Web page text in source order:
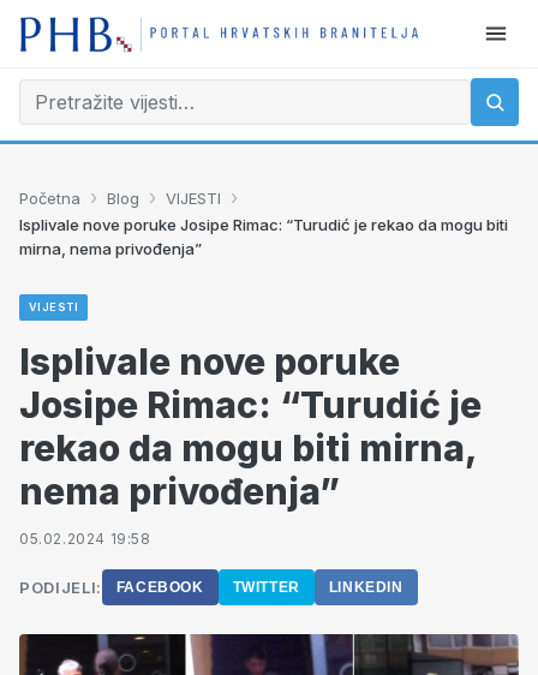
Početna › Blog › VIJESTI ›
Isplivale nove poruke Josipe Rimac: “Turudić je rekao da mogu biti
mirna, nema privođenja”
VIJESTI
Isplivale nove poruke
Josipe Rimac: “Turudić je
rekao da mogu biti mirna,
nema privođenja”
05.02.2024 19:58
PODIJELI: FACEBOOK TWITTER LINKEDIN